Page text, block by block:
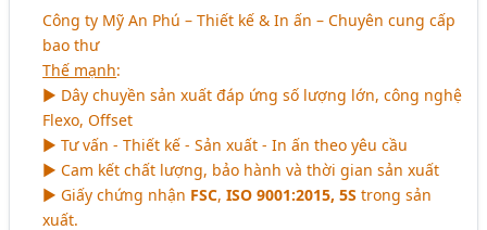
Công ty Mỹ An Phú – Thiết kế & In ấn – Chuyên cung cấp
bao thư
Thế mạnh:
► Dây chuyền sản xuất đáp ứng số lượng lớn, công nghệ
Flexo, Offset
► Tư vấn - Thiết kế - Sản xuất - In ấn theo yêu cầu
► Cam kết chất lượng, bảo hành và thời gian sản xuất
► Giấy chứng nhận FSC,ISO 9001:2015, 5S trong sản
xuất.